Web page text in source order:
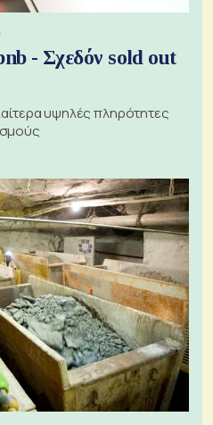
- Σχεδόν sold out
υψηλές πληρότητες